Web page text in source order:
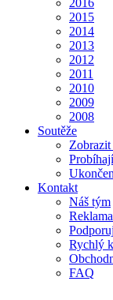
2015
2014
2013
2012
2011
2010
2009
2008
Soutěže
Zobrazit
Kontakt
Náš tým
Rychlý
FAQ